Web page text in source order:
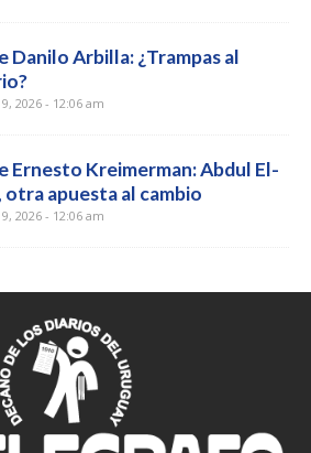
Danilo Arbilla: ¿Trampas al
2026 - 12:06 am
Ernesto Kreimerman: Abdul El-
otra apuesta al cambio
2026 - 12:06 am